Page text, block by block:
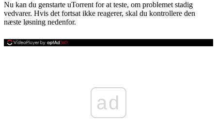
Nu kan du genstarte uTorrent for at teste, om problemet stadig
vedvarer. Hvis det fortsat ikke reagerer, skal du kontrollere den
næste løsning nedenfor.
ad